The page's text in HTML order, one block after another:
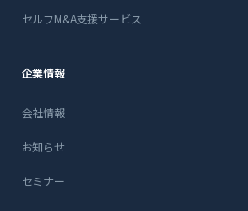
セルフM&A支援サービス
企業情報
会社情報
お知らせ
セミナー